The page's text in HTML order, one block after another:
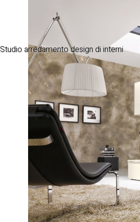
Studio arredamento design di interni